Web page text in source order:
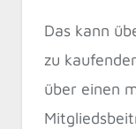
Das kann
zu
über einen